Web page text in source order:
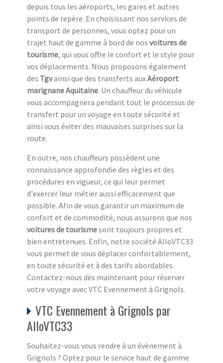
depuis tous les aéroports, les gares et autres
points de repère. En choisissant nos services de
transport de personnes, vous optez pour un
trajet haut de gamme à bord de nos voitures de
tourisme, qui vous offre le confort et le style pour
vos déplacements. Nous proposons également
des Tgvainsi que des transferts auxAéroport
marignane Aquitaine. Un chauffeur du véhicule
vous accompagnera pendant tout le processus de
transfert pour un voyage en toute sécurité et
ainsi vous éviter des mauvaises surprises sur la
route.
En outre, nos chauffeurs possèdent une
connaissance approfondie des règles et des
procédures en vigueur, ce qui leur permet
d'exercer leur métier aussi efficacement que
possible. Afin de vous garantir un maximum de
confort et de commodité, nous assurons que nos
voitures de tourismesont toujours propres et
bien entretenues. Enfin, notre société AlloVTC33
vous permet de vous déplacer confortablement,
en toute sécurité et à des tarifs abordables.
Contactez-nous dès maintenant pour réserver
votre voyage avec VTC Evennement à Grignols.
VTC Evennement à Grignols par
AlloVTC33
Souhaitez-vous vous rendre à un évènement à
Grignols ? Optez pour le service haut de gamme